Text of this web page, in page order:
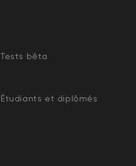
Tests bêta
Étudiants et diplômés